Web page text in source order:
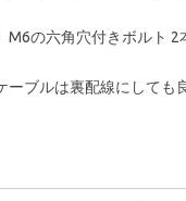
の六角穴付きボルト 2
ーブルは裏配線にしても